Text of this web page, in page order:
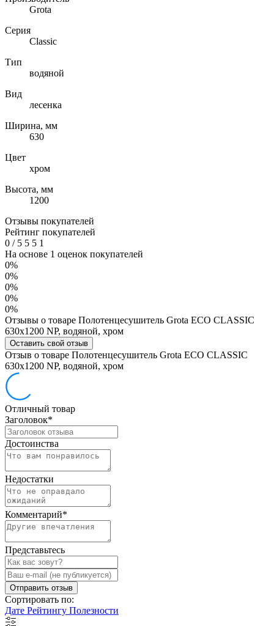
Grota
Серия
Classic
Тип
водяной
Вид
лесенка
Ширина, мм
630
Цвет
хром
Высота, мм
1200
Отзывы покупателей
Рейтинг покупателей
0 /5 5 5 1
На основе 1 оценок покупателей
0%
0%
0%
0%
0%
Отзывы о товаре Полотенцесушитель Grota ECO CLASSIC
630x1200 NP, водяной, хром
Оставить свой отзыв
Отзыв о товаре Полотенцесушитель Grota ECO CLASSIC
630x1200 NP, водяной, хром
Отличный товар
Заголовок*
Достоинства
Недостатки
Комментарий*
Представьтесь
Отправить отзыв
Сортировать по:
Дате Рейтингу Полезности